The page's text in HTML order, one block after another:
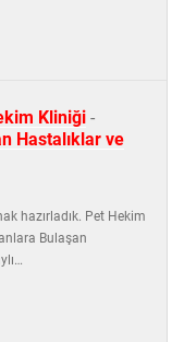
Kliniği -
Hastalıklar ve
hazırladık. Pet Hekim
Bulaşan